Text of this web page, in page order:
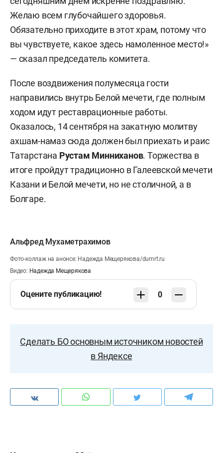
Желаю всем глубочайшего здоровья.
Обязательно приходите в этот храм, потому что
вы чувствуете, какое здесь намоленное место!»
— сказал председатель комитета.
После воздвижения полумесяца гости
направились внутрь Белой мечети, где полным
ходом идут реставрационные работы.
Оказалось, 14 сентября на закатную молитву
ахшам-намаз сюда должен был приехать и раис
Татарстана Рустам Минниханов. Торжества в
итоге пройдут традиционно в Галеевской мечети
Казани и Белой мечети, но не столичной, а в
Болгаре.
Альфред Мухаметрахимов
Фото-коллаж на анонсе: Надежда Мещерякова/dumrt.ru
Видео: Надежда Мещерякова
Оцените публикацию! 0
Сделать БО основным источником новостей
в Яндексе